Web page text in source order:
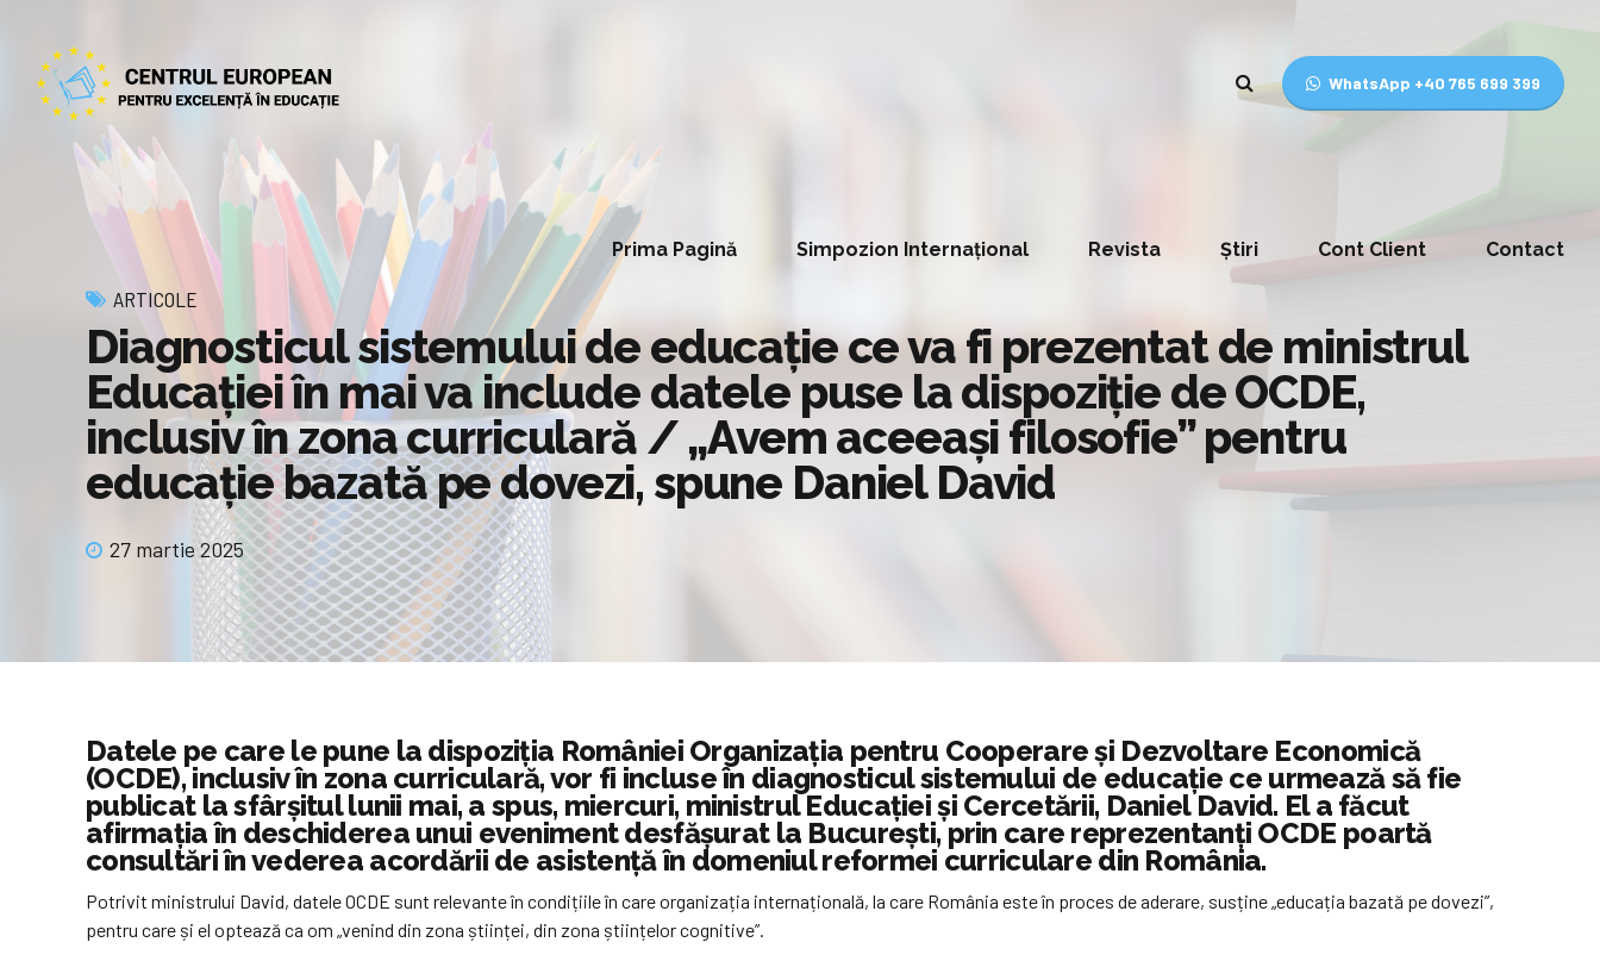
WhatsApp +40 765 699 399
Prima Pagină Simpozion Internațional Revista Știri Cont Client Contact
ARTICOLE
Diagnosticul sistemului de educație ce va fi prezentat de ministrul
Educației în mai va include datele puse la dispoziție de OCDE,
inclusiv în zona curriculară / „Avem aceeași filosofie” pentru
educație bazată pe dovezi, spune Daniel David
27 martie 2025
Datele pe care le pune la dispoziția României Organizația pentru Cooperare și Dezvoltare Economică
(OCDE), inclusiv în zona curriculară, vor fi incluse în diagnosticul sistemului de educație ce urmează să fie
publicat la sfârșitul lunii mai, a spus, miercuri, ministrul Educației și Cercetării, Daniel David. El a făcut
afirmația în deschiderea unui eveniment desfășurat la București, prin care reprezentanți OCDE poartă
consultări în vederea acordării de asistență în domeniul reformei curriculare din România.
Potrivit ministrului David, datele OCDE sunt relevante în condițiile în care organizația internațională, la care România este în proces de aderare, susține „educația bazată pe dovezi”,
pentru care și el optează ca om „venind din zona științei, din zona științelor cognitive”.